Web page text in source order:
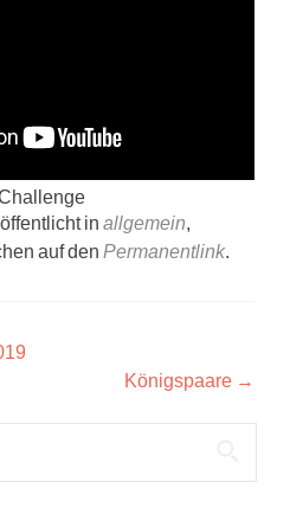
in allgemein,
auf den Permanentlink.
Königspaare →